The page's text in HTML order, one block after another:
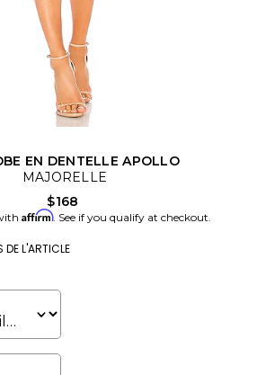
EN DENTELLE APOLLO
MAJORELLE
$168
Affirm. See if you qualify at checkout.
L'ARTICLE